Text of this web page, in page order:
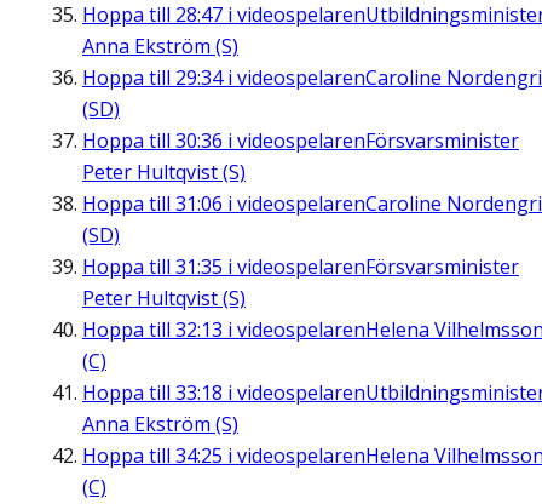
Hoppa till 28:47 i videospelaren
Anna Ekström (S)
Hoppa till 29:34i videospelarenCaroline
(SD)
Hoppa till 30:36 i videospelarenFörsvarsminister
Peter Hultqvist (S)
Hoppa till 31:06 i videospelarenCaroline
(SD)
Hoppa till 31:35 i videospelarenFörsvarsminister
Peter Hultqvist (S)
Hoppa till 32:13 i videospelarenHelena
(C)
Hoppa till 33:18 i videospelaren
Anna Ekström (S)
Hoppa till 34:25 i videospelarenHelena
(C)